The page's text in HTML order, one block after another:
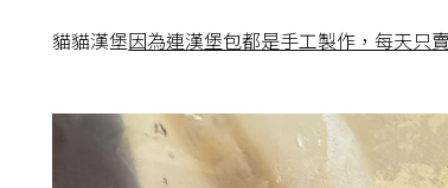
貓貓漢堡因為連漢堡包都是手工製作，每天只